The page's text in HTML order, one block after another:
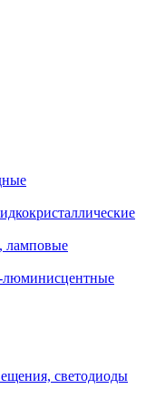
ламповые
люминисцентные
светодиоды